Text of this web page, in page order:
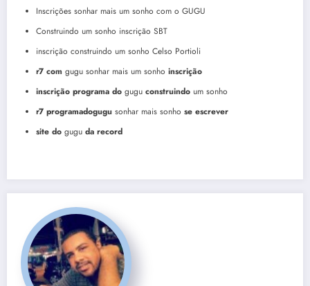
Inscrições sonhar mais um sonho com o GUGU
Construindo um sonho inscrição SBT
inscrição construindo um sonho Celso Portioli
r7 com gugu sonhar mais um sonho inscrição
inscrição programa do gugu construindo um sonho
r7 programadogugu sonhar mais sonho se escrever
site do gugu da record